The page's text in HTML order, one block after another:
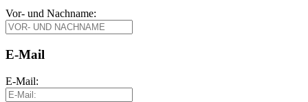
Vor- und Nachname:
E-Mail
E-Mail: